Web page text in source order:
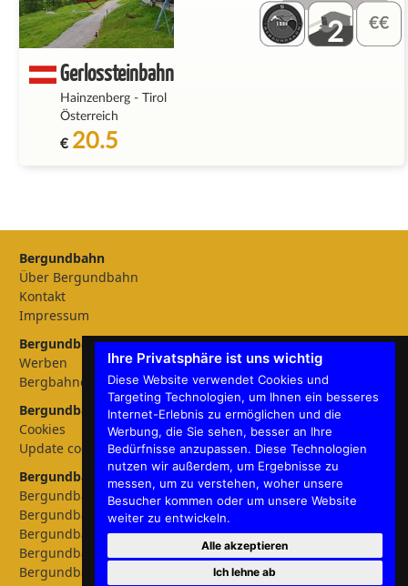
Ihre Privatsphäre ist uns wichtig
Diese Website verwendet Cookies und
Targeting Technologien, um Ihnen ein besseres
Internet-Erlebnis zu ermöglichen und die
Werbung, die Sie sehen, besser an Ihre
Bedürfnisse anzupassen. Diese Technologien
nutzen wir außerdem, um Ergebnisse zu
messen, um zu verstehen, woher unsere
Besucher kommen oder um unsere Website
weiter zu entwickeln.
Alle akzeptieren
Ich lehne ab
Gerlossteinbahn
Hainzenberg-
Tirol
Österreich
€ 20.5
2
Bergundbahn
Über Bergundbahn
Kontakt
Impressum
Bergundbahn Magazin
Werben
Bergbahnen
Bergundbahn Einstellungen
Cookies
Update cookies preferences
Bergundbahn - Sprachen
Bergundbahn Deutschland
Bergundbahn Österreich
Bergundbahn Nederland
Bergundbahn België
Bergundbahn English